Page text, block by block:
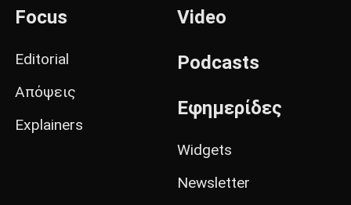
Focus
Editorial
Απόψεις
Explainers
Video
Podcasts
Εφημερίδες
Widgets
Newsletter